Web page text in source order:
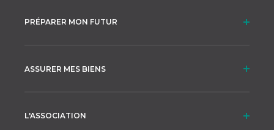
PRÉPARER MON FUTUR
ASSURER MES BIENS
L'ASSOCIATION